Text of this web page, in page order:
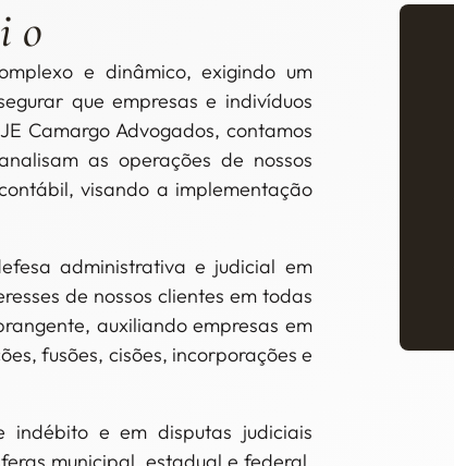
e dinâmico, exigindo um
que empresas e indivíduos
Camargo Advogados, contamos
as operações de nossos
visando a implementação
administrativa e judicial em
de nossos clientes em todas
auxiliando empresas em
fusões, cisões, incorporações e
indébito e em disputas judiciais